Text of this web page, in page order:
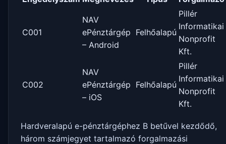
C001
NAV
ePénztárgép
– Android
Felhőalapú
Pillér
Informatikai
Nonprofit
Kft.
C002
NAV
ePénztárgép
– iOS
Felhőalapú
Pillér
Informatikai
Nonprofit
Kft.
Hardveralapú e-pénztárgéphez B betűvel kezdődő,
három számjegyet tartalmazó forgalmazási